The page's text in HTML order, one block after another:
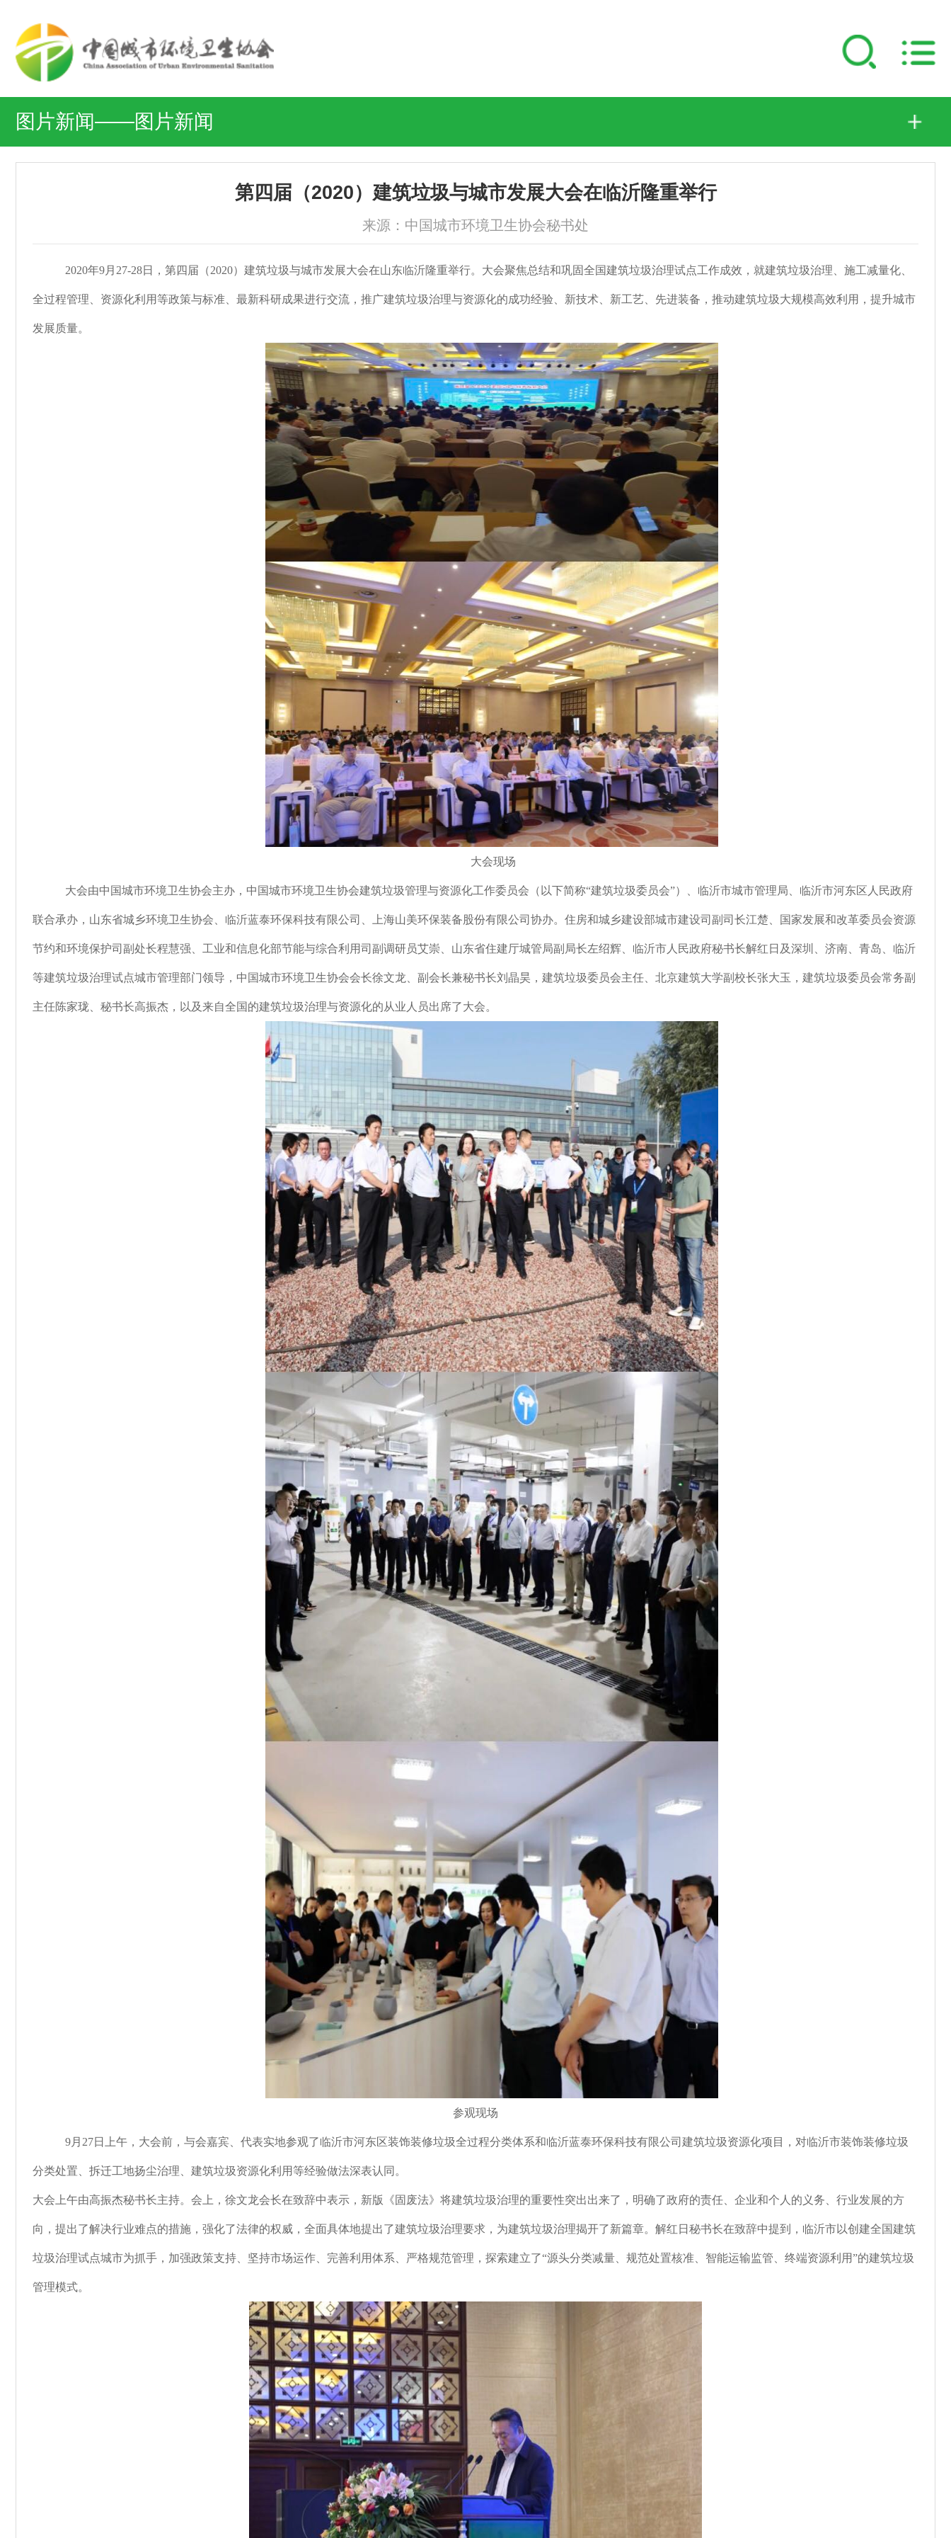
图片新闻——图片新闻
第四届（2020）建筑垃圾与城市发展大会在临沂隆重举行
来源：中国城市环境卫生协会秘书处
2020年9月27-28日，第四届（2020）建筑垃圾与城市发展大会在山东临沂隆重举行。大会聚焦总结和巩固全国建筑垃圾治理试点工作成效，就建筑垃圾治理、施工减量化、
全过程管理、资源化利用等政策与标准、最新科研成果进行交流，推广建筑垃圾治理与资源化的成功经验、新技术、新工艺、先进装备，推动建筑垃圾大规模高效利用，提升城市
发展质量。
大会现场
大会由中国城市环境卫生协会主办，中国城市环境卫生协会建筑垃圾管理与资源化工作委员会（以下简称“建筑垃圾委员会”）、临沂市城市管理局、临沂市河东区人民政府
联合承办，山东省城乡环境卫生协会、临沂蓝泰环保科技有限公司、上海山美环保装备股份有限公司协办。住房和城乡建设部城市建设司副司长江楚、国家发展和改革委员会资源
节约和环境保护司副处长程慧强、工业和信息化部节能与综合利用司副调研员艾崇、山东省住建厅城管局副局长左绍辉、临沂市人民政府秘书长解红日及深圳、济南、青岛、临沂
等建筑垃圾治理试点城市管理部门领导，中国城市环境卫生协会会长徐文龙、副会长兼秘书长刘晶昊，建筑垃圾委员会主任、北京建筑大学副校长张大玉，建筑垃圾委员会常务副
主任陈家珑、秘书长高振杰，以及来自全国的建筑垃圾治理与资源化的从业人员出席了大会。
参观现场
9月27日上午，大会前，与会嘉宾、代表实地参观了临沂市河东区装饰装修垃圾全过程分类体系和临沂蓝泰环保科技有限公司建筑垃圾资源化项目，对临沂市装饰装修垃圾
分类处置、拆迁工地扬尘治理、建筑垃圾资源化利用等经验做法深表认同。
大会上午由高振杰秘书长主持。会上，徐文龙会长在致辞中表示，新版《固废法》将建筑垃圾治理的重要性突出出来了，明确了政府的责任、企业和个人的义务、行业发展的方
向，提出了解决行业难点的措施，强化了法律的权威，全面具体地提出了建筑垃圾治理要求，为建筑垃圾治理揭开了新篇章。解红日秘书长在致辞中提到，临沂市以创建全国建筑
垃圾治理试点城市为抓手，加强政策支持、坚持市场运作、完善利用体系、严格规范管理，探索建立了“源头分类减量、规范处置核准、智能运输监管、终端资源利用”的建筑垃圾
管理模式。